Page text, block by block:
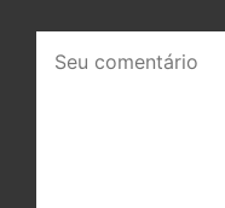
comentário: